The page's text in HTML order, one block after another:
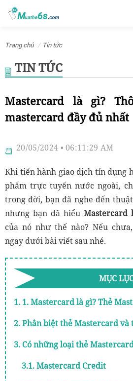
Trang chủ Tin tức
TIN TỨC
Mastercard là gì?
mastercard đầy đủ nhất
20/05/2024 • 06:11:29 AM
Khi tiến hành giao dịch tín dụng
phẩm trực tuyến nước ngoài,
trong đời, bạn đã nghe đến
nhưng bạn đã hiểu Mastercard
của nó như thế nào? Nếu
ngay dưới bài viết sau nhé.
MỤC
1. 1. Mastercard là gì? Thẻ
2. Phân biệt thẻ Mastercard và
3. Có những loại thẻ
3.1. Mastercard Credit